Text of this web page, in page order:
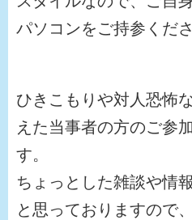
パソコンをご持参くださ
ひきこもりや対人恐怖
えた当事者の方のご参
す。
ちょっとした雑談や情
と思っておりますので